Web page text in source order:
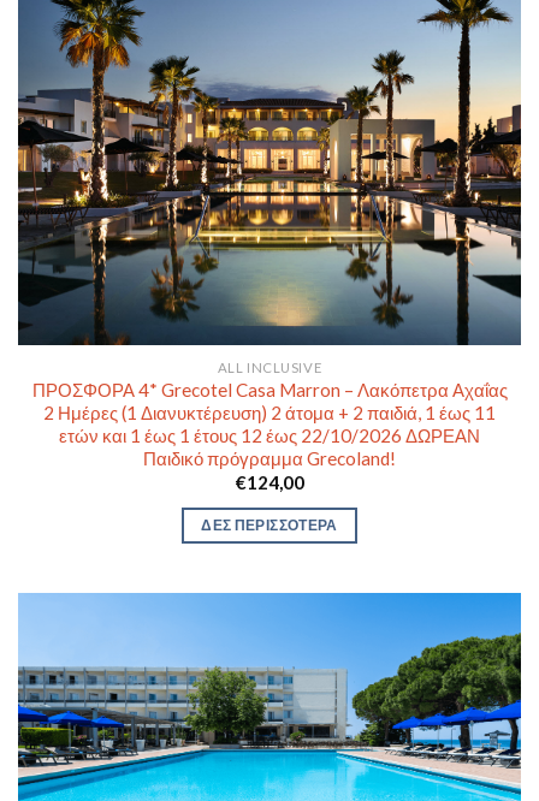
ALL INCLUSIVE
ΠΡΟΣΦΟΡΑ 4* Grecotel Casa Marron – Λακόπετρα Αχαΐας
2 Ημέρες (1 Διανυκτέρευση) 2 άτομα + 2 παιδιά, 1 έως 11
ετών και 1 έως 1 έτους 12 έως 22/10/2026 ΔΩΡΕΑΝ
Παιδικό πρόγραμμα Grecoland!
€124,00
ΔΕΣ ΠΕΡΙΣΣΟΤΕΡΑ